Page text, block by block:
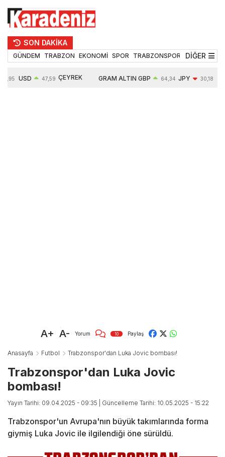
SON DAKİKA
GÜNDEM TRABZON EKONOMİ SPOR TRABZONSPOR TEKNOLOJİ
DİĞER
USD 47,59 ÇEYREK GRAM ALTIN GBP 64,34 JPY 30,18
A+ A- Yorum 10 Paylaş
Anasayfa Futbol Trabzonspor'dan Luka Jovic bombası!
Trabzonspor'dan Luka Jovic
bombası!
Yayın Tarihi: 09.04.2025 - 09:35 | Güncelleme Tarihi: 10.05.2025 - 15:22
Trabzonspor'un Avrupa'nın büyük takımlarında forma
giymiş Luka Jovic ile ilgilendiği öne sürüldü.